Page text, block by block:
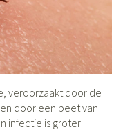
veroorzaakt door de
door een beet van
infectie is groter